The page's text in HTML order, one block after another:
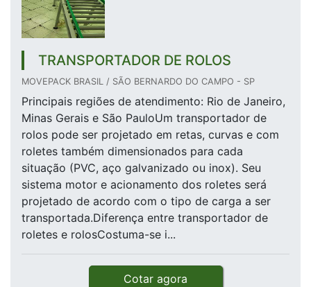
TRANSPORTADOR DE ROLOS
MOVEPACK BRASIL / SÃO BERNARDO DO CAMPO - SP
Principais regiões de atendimento: Rio de Janeiro,
Minas Gerais e São PauloUm transportador de
rolos pode ser projetado em retas, curvas e com
roletes também dimensionados para cada
situação (PVC, aço galvanizado ou inox). Seu
sistema motor e acionamento dos roletes será
projetado de acordo com o tipo de carga a ser
transportada.Diferença entre transportador de
roletes e rolosCostuma-se i...
Cotar agora